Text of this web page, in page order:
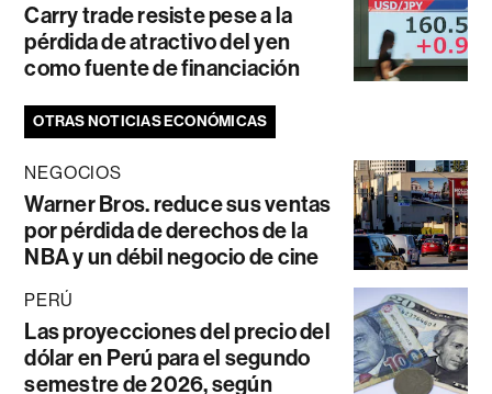
Carry trade resiste pese a la
pérdida de atractivo del yen
como fuente de financiación
OTRAS NOTICIAS ECONÓMICAS
NEGOCIOS
Warner Bros. reduce sus ventas
por pérdida de derechos de la
NBA y un débil negocio de cine
PERÚ
Las proyecciones del precio del
dólar en Perú para el segundo
semestre de 2026, según